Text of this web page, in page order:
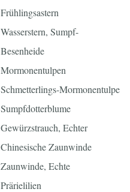
Frühlingsastern
Wasserstern, Sumpf-
Besenheide
Mormonentulpen
Schmetterlings-Mormonentulpe
Sumpfdotterblume
Gewürzstrauch, Echter
Chinesische Zaunwinde
Zaunwinde, Echte
Prärielilien